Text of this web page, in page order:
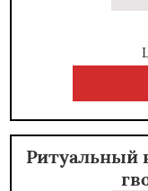
Ритуальный